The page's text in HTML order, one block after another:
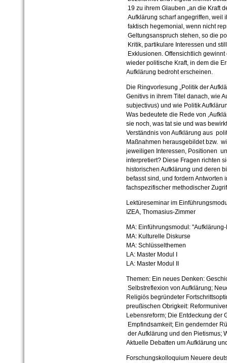
19 zu ihrem Glauben „an die Kraft
Aufklärung scharf angegriffen, weil
faktisch hegemonial, wenn nicht
Geltungsanspruch stehen, so die
Kritik, partikulare Interessen und
Exklusionen. Offensichtlich
wieder politische Kraft, in dem die
Aufklärung bedroht erscheinen.
Die Ringvorlesung „Politik der
Genitivs in ihrem Titel danach, wie
subjectivus) und wie Politik
Was bedeutete die Rede von
sie noch, was tat sie und was
Verständnis von Aufklärung aus
Maßnahmen herausgebildet bzw.
jeweiligen Interessen, Positionen
interpretiert? Diese Fragen richten
historischen Aufklärung und deren
befasst sind, und fordern
fachspezifischer methodischer
Lektüreseminar im
IZEA, Thomasius-Zimmer
MA: Einführungsmodul:
MA: Kulturelle Diskurse
MA: Schlüsselthemen
LA: Master Modul I
LA: Master Modul II
Themen: Ein neues Denken:
Selbstreflexion von Aufklärung;
Religiös begründeter
preußischen Obrigkeit:
Lebensreform; Die Entdeckung der
Empfindsamkeit; Ein gendernder
der Aufklärung und den Pietismus;
Aktuelle Debatten um Aufklärung
Forschungskolloquium Neuere